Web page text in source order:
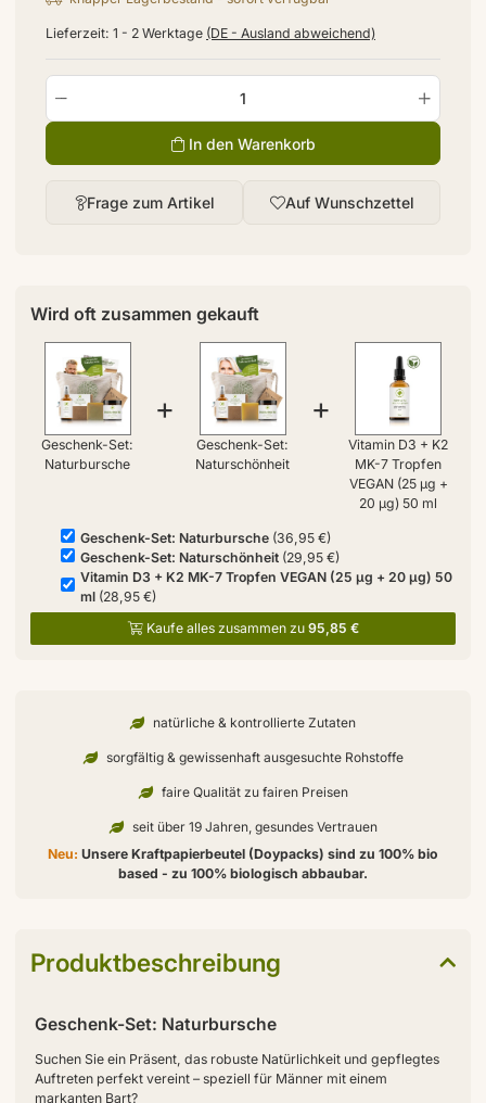
Frage zum Artikel Auf Wunschzettel
In den Warenkorb
Lieferzeit: 1 - 2 Werktage (DE - Ausland abweichend)
Wird oft zusammen gekauft
Geschenk-Set:
Naturbursche
+
Geschenk-Set:
Naturschönheit
+
Vitamin D3 + K2
MK-7 Tropfen
VEGAN (25 µg +
20 µg) 50 ml
Geschenk-Set: Naturbursche(36,95 €)
Geschenk-Set: Naturschönheit(29,95 €)
Vitamin D3 + K2 MK-7 Tropfen VEGAN (25 µg + 20 µg) 50
ml(28,95 €)
Kaufe alles zusammen zu 95,85 €
natürliche & kontrollierte Zutaten
sorgfältig & gewissenhaft ausgesuchte Rohstoffe
faire Qualität zu fairen Preisen
seit über 19 Jahren, gesundes Vertrauen
Neu: Unsere Kraftpapierbeutel (Doypacks) sind zu 100% bio
based - zu 100% biologisch abbaubar.
Produktbeschreibung
Geschenk-Set: Naturbursche
Suchen Sie ein Präsent, das robuste Natürlichkeit und gepflegtes
Auftreten perfekt vereint – speziell für Männer mit einem
markanten Bart?